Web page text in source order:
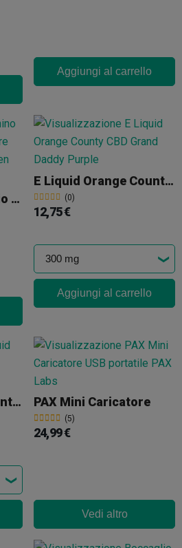
Aggiungi al carrello
Bocchino Di Ricambio Vaporizzatore Vital X-Max
E Liquid Orange County CBD Grand Daddy Purple
(0)
12,75 €
Aggiungi al carrello
E Liquid Orange County CBD Strawberry Cheesecake PAX Mini Caricatore
(5)
24,99 €
Vedi altro